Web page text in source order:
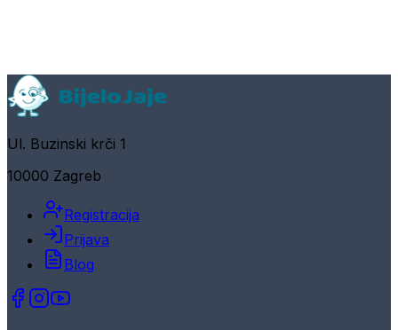
Ul. Buzinski krči 1
10000 Zagreb
Registracija
Prijava
Blog